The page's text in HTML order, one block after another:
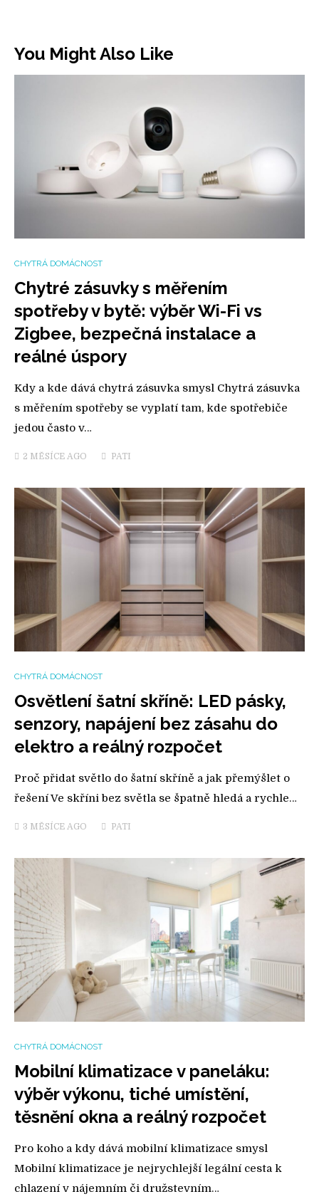
You Might Also Like
CHYTRÁ DOMÁCNOST
Chytré zásuvky s měřením
spotřeby v bytě: výběr Wi-Fi vs
Zigbee, bezpečná instalace a
reálné úspory
Kdy a kde dává chytrá zásuvka smysl Chytrá zásuvka
s měřením spotřeby se vyplatí tam, kde spotřebiče
jedou často v…
2 MĚSÍCE AGO PATI
CHYTRÁ DOMÁCNOST
Osvětlení šatní skříně: LED pásky,
senzory, napájení bez zásahu do
elektro a reálný rozpočet
Proč přidat světlo do šatní skříně a jak přemýšlet o
řešení Ve skříni bez světla se špatně hledá a rychle…
3 MĚSÍCE AGO PATI
CHYTRÁ DOMÁCNOST
Mobilní klimatizace v paneláku:
výběr výkonu, tiché umístění,
těsnění okna a reálný rozpočet
Pro koho a kdy dává mobilní klimatizace smysl
Mobilní klimatizace je nejrychlejší legální cesta k
chlazení v nájemním či družstevním…